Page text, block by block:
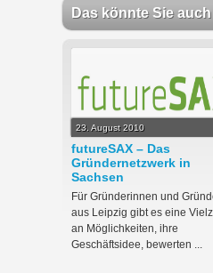
Das könnte Sie
23. August 2010
futureSAX – Das
Gründernetzwerk in
Sachsen
Für Gründerinnen und
aus Leipzig gibt es eine
an Möglichkeiten, ihre
Geschäftsidee, bewerten ...